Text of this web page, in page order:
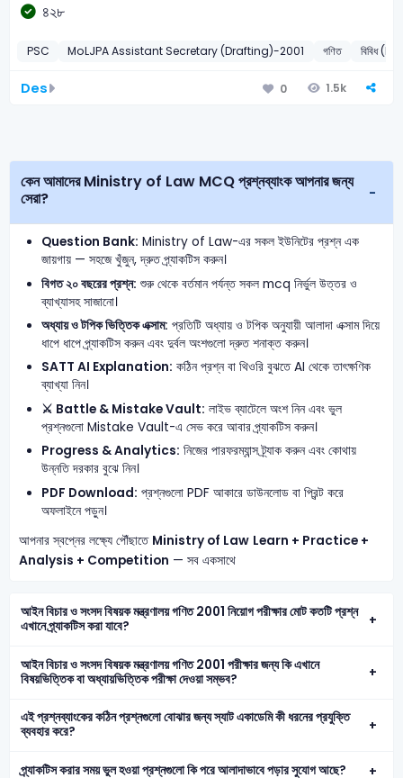
৪২৮
PSC MoLJPA Assistant Secretary (Drafting)-2001 গণিত বিবিধ
Des 0 1.5k
কেন আমাদের Ministry of Law MCQ প্রশ্নব্যাংক আপনার জন্য
সেরা?
Question Bank: Ministry of Law-এর সকল ইউনিটের প্রশ্ন এক
জায়গায় — সহজে খুঁজুন, দ্রুত প্র্যাকটিস করুন।
বিগত ২০ বছরের প্রশ্ন: শুরু থেকে বর্তমান পর্যন্ত সকল mcq নির্ভুল উত্তর ও
ব্যাখ্যাসহ সাজানো।
অধ্যায় ও টপিক ভিত্তিক এক্সাম: প্রতিটি অধ্যায় ও টপিক অনুযায়ী আলাদা এক্সাম দিয়ে
ধাপে ধাপে প্র্যাকটিস করুন এবং দুর্বল অংশগুলো দ্রুত শনাক্ত করুন।
SATT AI Explanation: কঠিন প্রশ্ন বা থিওরি বুঝতে AI থেকে তাৎক্ষণিক
ব্যাখ্যা নিন।
⚔️ Battle & Mistake Vault: লাইভ ব্যাটেলে অংশ নিন এবং ভুল
প্রশ্নগুলো Mistake Vault-এ সেভ করে আবার প্র্যাকটিস করুন।
Progress & Analytics: নিজের পারফরম্যান্স ট্র্যাক করুন এবং কোথায়
উন্নতি দরকার বুঝে নিন।
PDF Download: প্রশ্নগুলো PDF আকারে ডাউনলোড বা প্রিন্ট করে
অফলাইনে পড়ুন।
আপনার স্বপ্নের লক্ষ্যে পৌঁছাতে Ministry of Law Learn + Practice +
Analysis + Competition — সব একসাথে
আইন বিচার ও সংসদ বিষয়ক মন্ত্রণালয় গণিত 2001 নিয়োগ পরীক্ষার মোট কতটি প্রশ্ন
এখানে প্র্যাকটিস করা যাবে?
আইন বিচার ও সংসদ বিষয়ক মন্ত্রণালয় গণিত 2001 পরীক্ষার জন্য কি এখানে
বিষয়ভিত্তিক বা অধ্যায়ভিত্তিক পরীক্ষা দেওয়া সম্ভব?
এই প্রশ্নব্যাংকের কঠিন প্রশ্নগুলো বোঝার জন্য স্যাট একাডেমি কী ধরনের প্রযুক্তি
ব্যবহার করে?
প্র্যাকটিস করার সময় ভুল হওয়া প্রশ্নগুলো কি পরে আলাদাভাবে পড়ার সুযোগ আছে?